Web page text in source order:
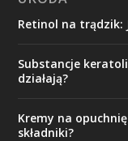
Retinol na trądzik:
Substancje
działają?
Kremy na
składniki?